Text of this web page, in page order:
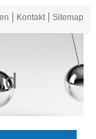
Kontakt Sitemap